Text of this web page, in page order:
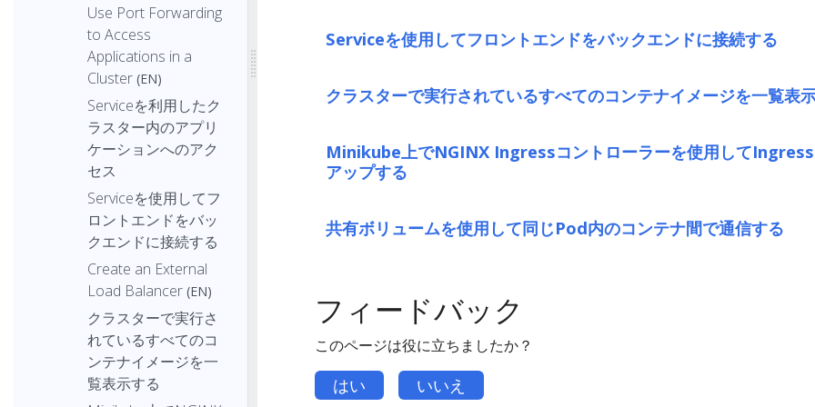
Use Port Forwarding
to Access
Applications in a
Cluster (EN)
Serviceを利用したク
ラスター内のアプリ
ケーションへのアク
セス
Serviceを使用してフ
ロントエンドをバッ
クエンドに接続する
Create an External
Load Balancer (EN)
クラスターで実行さ
れているすべてのコ
ンテナイメージを一
覧表示する
Serviceを使用してフロントエンドをバックエンドに接続する
クラスターで実行されているすべてのコンテナイメージを一覧表
Minikube上でNGINX Ingressコントローラーを使用してIngress
アップする
共有ボリュームを使用して同じPod内のコンテナ間で通信する
フィードバック
このページは役に立ちましたか？
はい いいえ